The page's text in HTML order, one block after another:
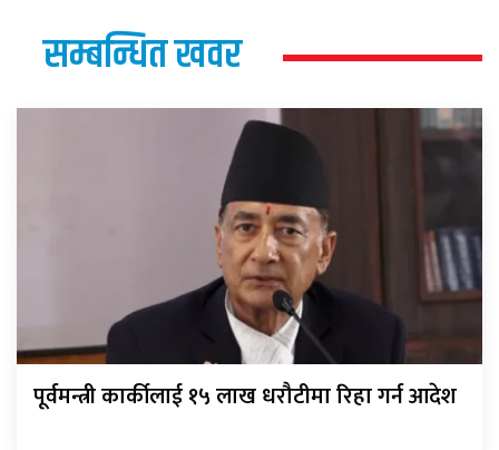
सम्बन्धित खवर
पूर्वमन्त्री कार्कीलाई १५ लाख धरौटीमा रिहा गर्न आदेश